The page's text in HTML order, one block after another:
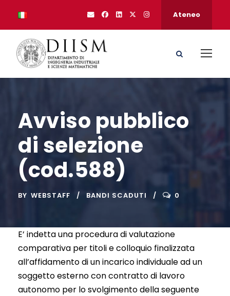
Ateneo
Avviso pubblico
di selezione
(cod.588)
BY WEBSTAFF BANDI SCADUTI 0
E’ indetta una procedura di valutazione
comparativa per titoli e colloquio finalizzata
all’affidamento di un incarico individuale ad un
soggetto esterno con contratto di lavoro
autonomo per lo svolgimento della seguente